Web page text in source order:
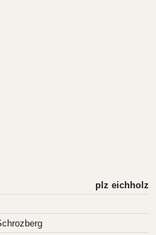
plz eichholz